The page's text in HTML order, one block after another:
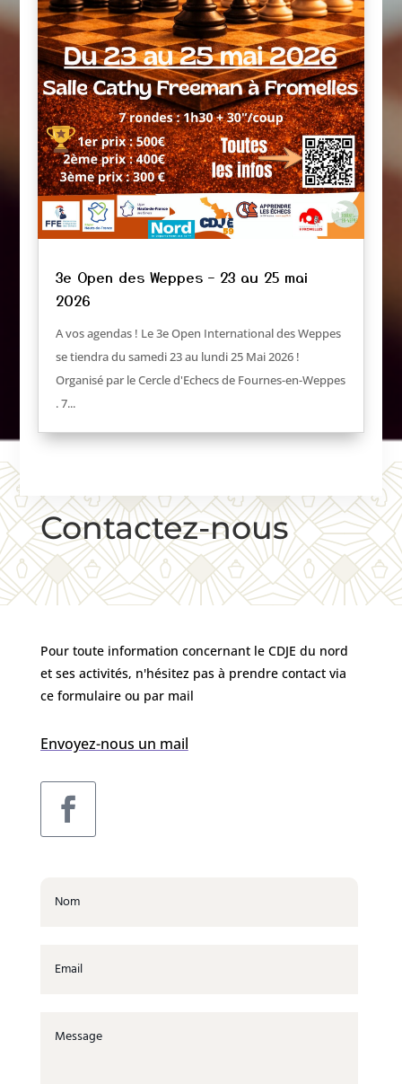
3e Open des Weppes – 23 au 25 mai
2026
A vos agendas ! Le 3e Open International des Weppes
se tiendra du samedi 23 au lundi 25 Mai 2026 !
Organisé par le Cercle d'Echecs de Fournes-en-Weppes
. 7...
Contactez-nous
Pour toute information concernant le CDJE du nord
et ses activités, n'hésitez pas à prendre contact via
ce formulaire ou par mail
Envoyez-nous un mail